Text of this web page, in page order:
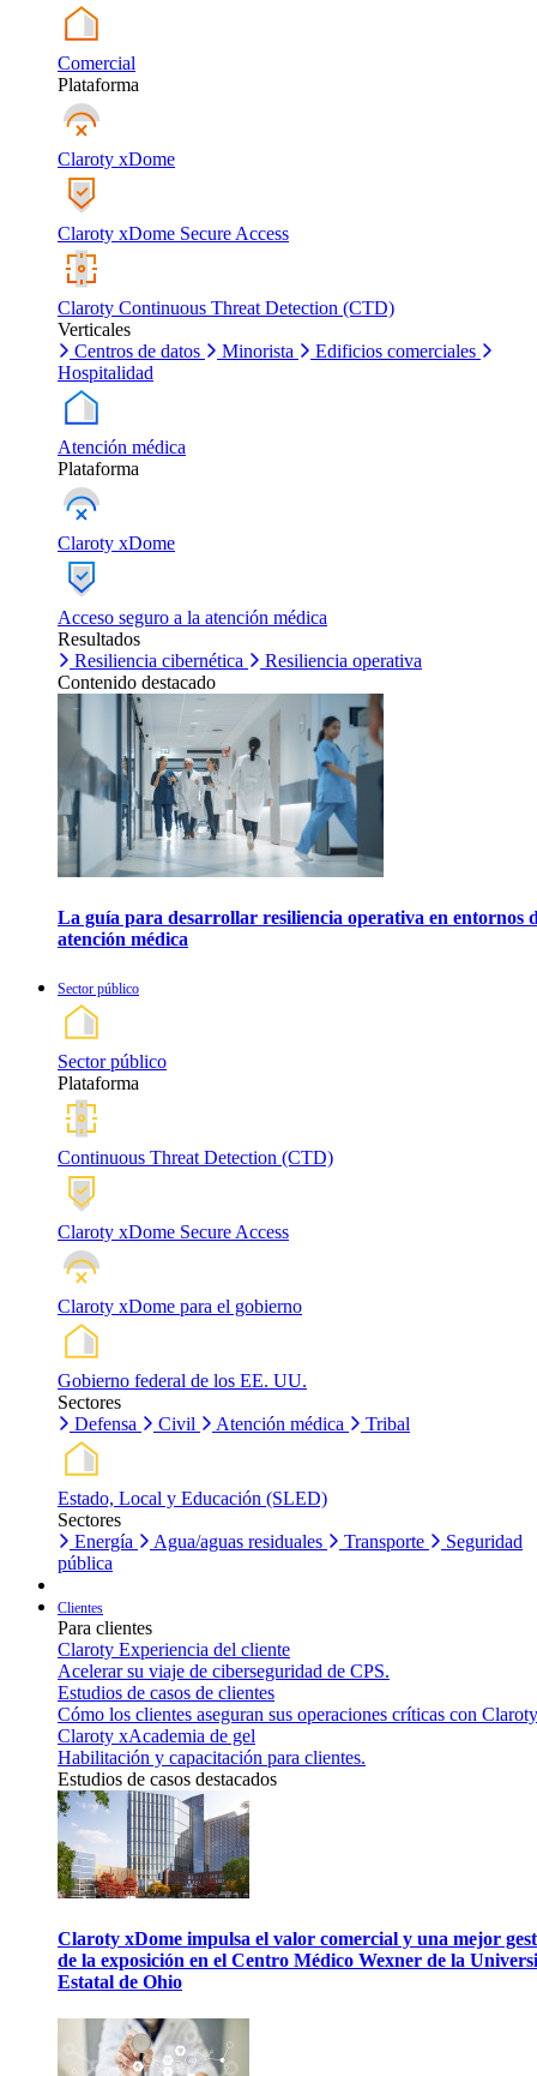
Comercial
Plataforma
Claroty xDome
Claroty xDome Secure Access
Claroty Continuous Threat Detection (CTD)
Verticales
Centros de datos
Minorista
Edificios comerciales
Hospitalidad
Atención médica
Plataforma
Claroty xDome
Acceso seguro a la atención médica
Resultados
Resiliencia cibernética
Resiliencia operativa
Contenido destacado
La guía para desarrollar resiliencia operativa en entornos
atención médica
Sector público
Sector público
Plataforma
Continuous Threat Detection (CTD)
Claroty xDome Secure Access
Claroty xDome para el gobierno
Gobierno federal de los EE. UU.
Sectores
Defensa
Civil Atención médica Tribal
Estado, Local y Educación (SLED)
Sectores
Energía
Agua/aguas residuales Transporte
Seguridad
pública
Clientes
Para clientes
Claroty Experiencia del cliente
Acelerar su viaje de ciberseguridad de CPS.
Estudios de casos de clientes
Cómo los clientes aseguran sus operaciones críticas con
Claroty xAcademia de gel
Habilitación y capacitación para clientes.
Estudios de casos destacados
Claroty xDome impulsa el valor comercial y una mejor
de la exposición en el Centro Médico Wexner de la
Estatal de Ohio